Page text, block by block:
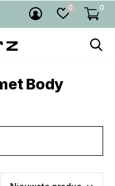
0 0
Body